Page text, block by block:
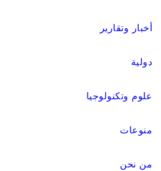
أخبار وتقارير
دولية
علوم وتكنولوجيا
منوعات
من نحن